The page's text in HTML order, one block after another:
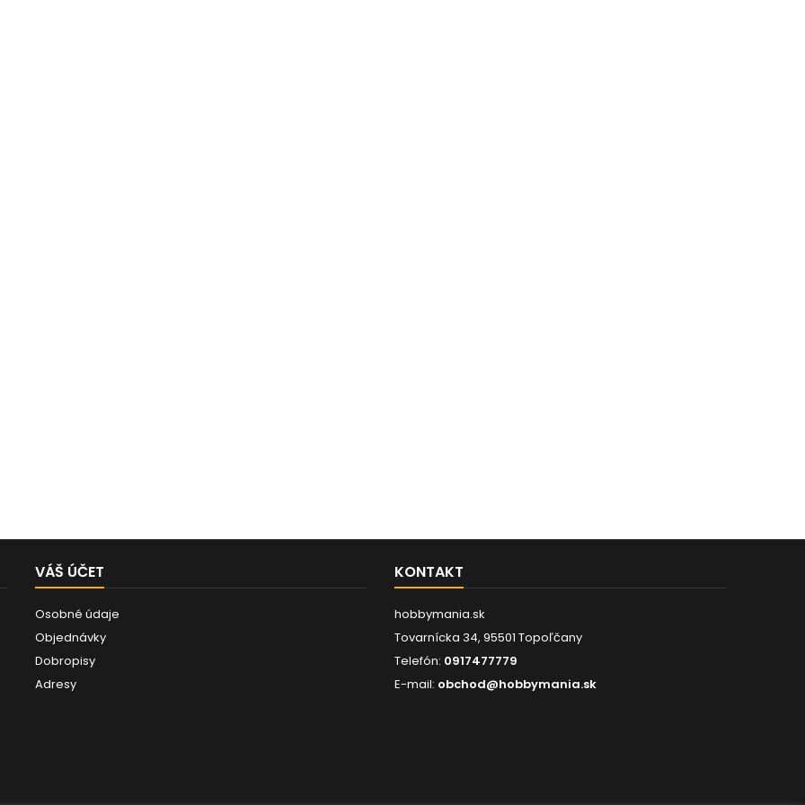
VÁŠ ÚČET
Osobné údaje
Objednávky
Dobropisy
Adresy
KONTAKT
hobbymania.sk
Tovarnícka 34, 95501 Topoľčany
Telefón: 0917477779
E-mail: obchod@hobbymania.sk